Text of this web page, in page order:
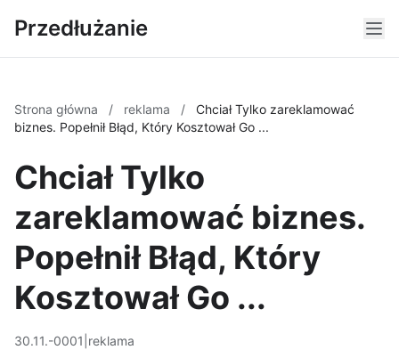
Przedłużanie
Strona główna / reklama /
Chciał Tylko zareklamować
biznes. Popełnił Błąd, Który Kosztował Go ...
Chciał Tylko
zareklamować biznes.
Popełnił Błąd, Który
Kosztował Go ...
30.11.-0001 reklama